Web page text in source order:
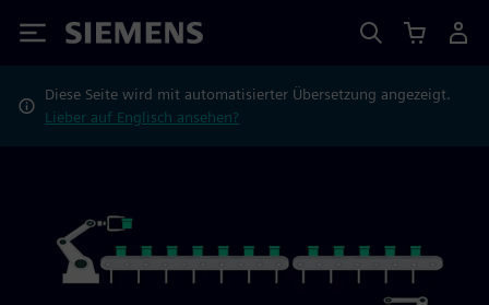
Siemens
Diese Seite wird mit automatisierter Übersetzung angezeigt.
Lieber auf Englisch ansehen?